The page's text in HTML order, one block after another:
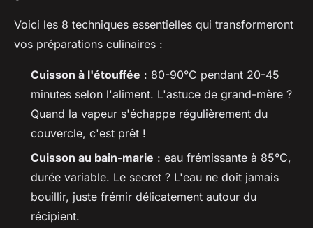
Voici les 8 techniques essentielles qui transformeront
vos préparations culinaires :
Cuisson à l'étouffée : 80-90°C pendant 20-45
minutes selon l'aliment. L'astuce de grand-mère ?
Quand la vapeur s'échappe régulièrement du
couvercle, c'est prêt !
Cuisson au bain-marie : eau frémissante à 85°C,
durée variable. Le secret ? L'eau ne doit jamais
bouillir, juste frémir délicatement autour du
récipient.